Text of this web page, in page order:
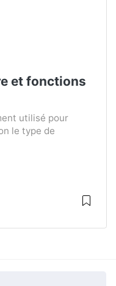
et fonctions
utilisé pour
le type de